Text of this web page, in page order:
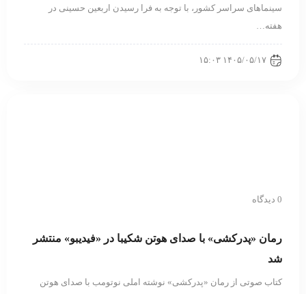
سینماهای سراسر کشور، با توجه به فرا رسیدن اربعین حسینی در
هفته‌…
۱۴۰۵/۰۵/۱۷ ۱۵:۰۳
0 دیدگاه
رمان «پدرکشی» با صدای هوتن شکیبا در «فیدیبو» منتشر
شد
کتاب صوتی از رمان «پدرکشی» نوشته املی نوتومب با صدای هوتن